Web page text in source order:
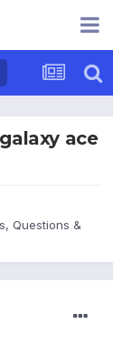
ace
Questions &